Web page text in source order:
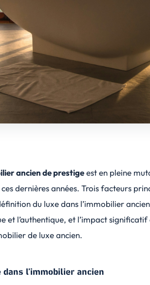
ancien de prestigeest en pleine
dernières années. Trois facteurs
du luxe dans l’immobilier
et l’authentique, et l’impact
de luxe ancien.
l’immobilier ancien